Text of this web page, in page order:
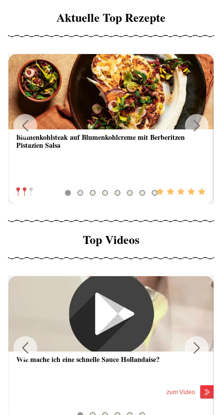
Aktuelle Top Rezepte
Blumenkohlsteak auf Blumenkohlcreme mit Berberitzen
Pistazien Salsa Next
Previous
Top Videos
Wie mache ich eine schnelle Sauce Hollandaise?
zum Video
Previous